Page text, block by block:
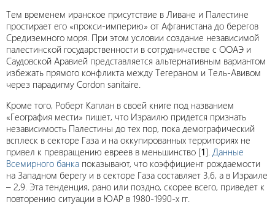
Тем временем иранское присутствие в Ливане и Палестине
простирает его «прокси-империю» от Афганистана до берегов
Средиземного моря. При этом условии создание независимой
палестинской государственности в сотрудничестве с ООАЭ и
Саудовской Аравией представляется альтернативным вариантом
избежать прямого конфликта между Тегераном и Тель-Авивом
через парадигму Cordon sanitaire.
Кроме того, Роберт Каплан в своей книге под названием
«География мести» пишет, что Израилю придется признать
независимость Палестины до тех пор, пока демографический
всплеск в секторе Газа и на оккупированных территориях не
привел к превращению евреев в меньшинство [1]. Данные
Всемирного банка показывают, что коэффициент рождаемости
на Западном берегу и в секторе Газа составляет 3,6, а в Израиле
– 2,9. Эта тенденция, рано или поздно, скорее всего, приведет к
повторению ситуации в ЮАР в 1980-1990-х гг.